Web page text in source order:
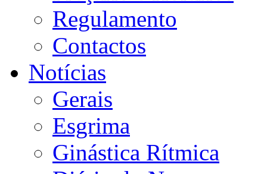
Regulamento
Contactos
Notícias
Gerais
Esgrima
Ginástica Rítmica